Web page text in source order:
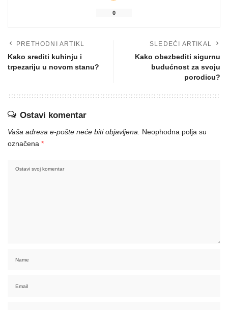
0
PRETHODNI ARTIKL
Kako srediti kuhinju i
trpezariju u novom stanu?
SLEDEĆI ARTIKAL
Kako obezbediti sigurnu
budućnost za svoju
porodicu?
Ostavi komentar
Vaša adresa e-pošte neće biti objavljena.
Neophodna polja su
označena *